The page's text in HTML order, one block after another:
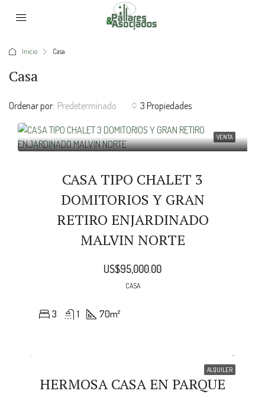
Inicio Casa
Casa
3 Propiedades
Ordenar por: Predeterminado
VENTA
CASA TIPO CHALET 3
DOMITORIOS Y GRAN
RETIRO ENJARDINADO
MALVIN NORTE
US$95,000.00
CASA
3 1 70m²
ALQUILER
HERMOSA CASA EN PARQUE